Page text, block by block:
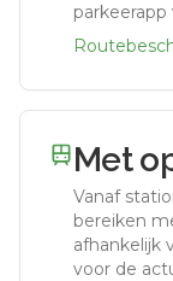
Met
Vanaf
bereiken
afhankelijk
voor de